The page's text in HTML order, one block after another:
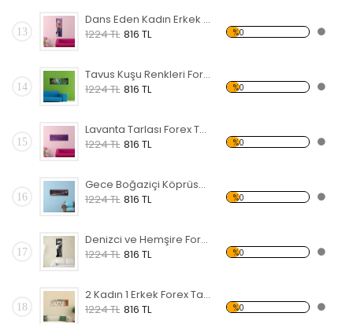
13
Dans Eden Kadın Erkek Forex Tablo
1224 TL 816 TL %0
14
Tavus Kuşu Renkleri Forex Tablo
1224 TL 816 TL %0
15
Lavanta Tarlası Forex Tablo
1224 TL 816 TL %0
16
Gece Boğaziçi Köprüsü Forex Tablo
1224 TL 816 TL %0
17
Denizci ve Hemşire Forex Tablo
1224 TL 816 TL %0
18
2 Kadın 1 Erkek Forex Tablo
1224 TL 816 TL %0